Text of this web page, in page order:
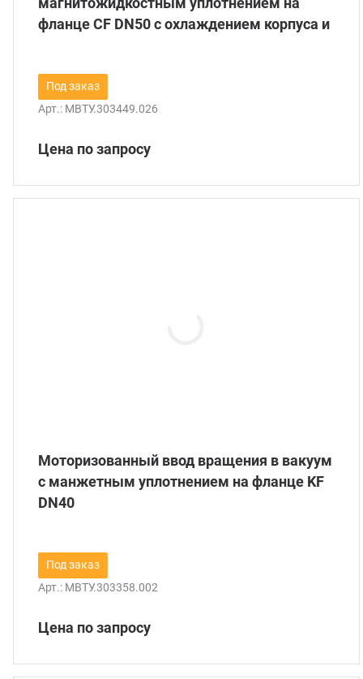
фланце CF DN50 с охлаждением корпуса и
Под заказ
Арт.: МВТУ.303449.026
Цена по запросу
Моторизованный ввод вращения в вакуум
c манжетным уплотнением на фланце KF
DN40
Под заказ
Арт.: МВТУ.303358.002
Цена по запросу